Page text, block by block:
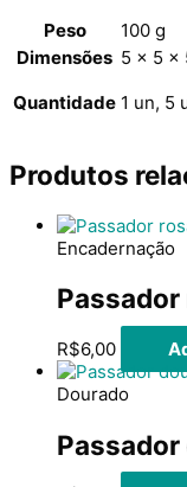
Peso
100 g
Dimensões 5 × 5 ×
Quantidade 1 un, 5
Produtos
Encadernação
R$6,00
Dourado